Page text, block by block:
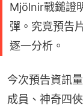
Mjölnir戰鎚證
彈。究竟預告
逐一分析。
今次預告資訊
成員、神奇四